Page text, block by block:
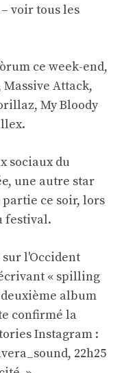
voir tous les
ce week-end,
Massive Attack,
My Bloody
sociaux du
une autre star
ce soir, lors
festival.
sur l'Occident
« spilling
album
confirmé la
Instagram :
22h25